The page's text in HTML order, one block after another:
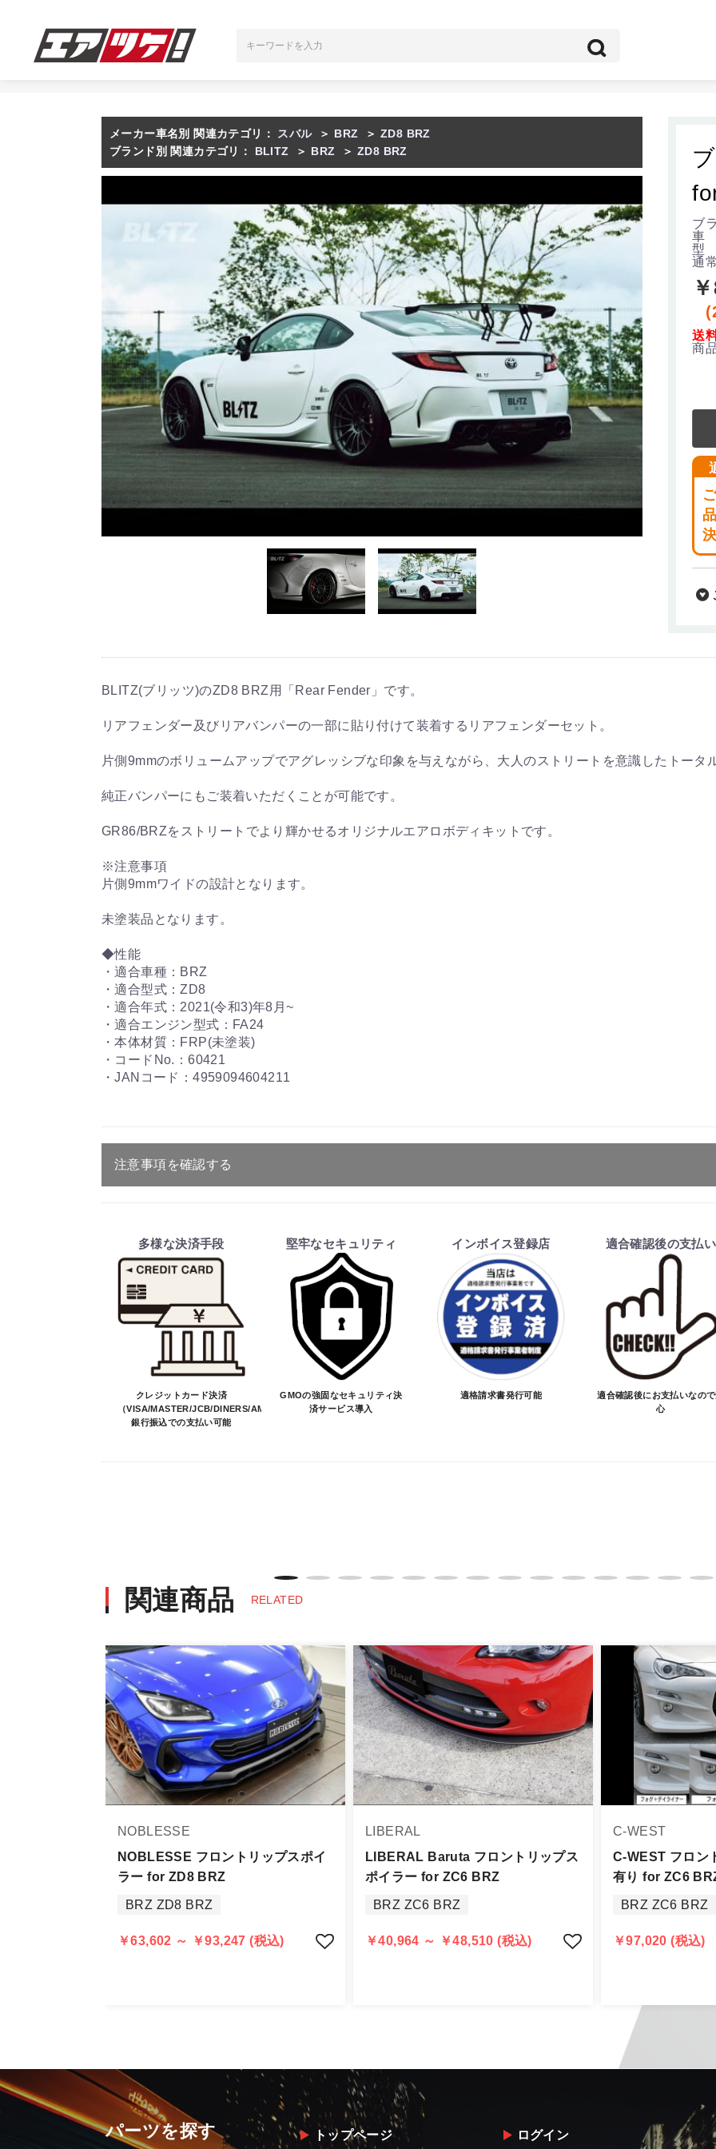
メーカー車名別 関連カテゴリ： スバル ＞ BRZ ＞ ZD8 BRZ
ブランド別 関連カテゴリ：
BLITZ ＞ BRZ ＞ ZD8 BRZ
ブ
車
型
通
送
商
お買物を続ける
BLITZ(ブリッツ)のZD8 BRZ用「Rear Fender」です。
リアフェンダー及びリアバンパーの一部に貼り付けて装着するリアフェンダーセット。
片側9mmのボリュームアップでアグレッシブな印象を与えながら、大人のストリートを意識したトータ
純正バンパーにもご装着いただくことが可能です。
GR86/BRZをストリートでより輝かせるオリジナルエアロボディキットです。
※注意事項
片側9mmワイドの設計となります。
未塗装品となります。
◆性能
・適合車種：BRZ
・適合型式：ZD8
・適合年式：2021(令和3)年8月~
・適合エンジン型式：FA24
・本体材質：FRP(未塗装)
・コードNo.：60421
・JANコード：4959094604211
注意事項を確認する
・ご注文受付後、メーカーに適合確認を行い、商品の価格・送料及び納期の正式なご連絡をしてか
そのため、ご注文後に適合確認を行い、適合しない場合はキャンセル可能です。
※商品はメーカー品のため予告無く価格が変わる場合があります。
※商品は予告無く生産及び販売不可となる場合があります。
・ご注文前の納期のお問い合わせは、ご注文時と納期が異なるトラブルが発生致しますのでお受け
納期を知りたい場合は、一旦ご注文のお手続きをお願い致します。
決済について
・ご注文後にメーカー確認を行い、商品が愛車に合うことを確認してから決済となります。
・決済後の正式注文後のキャンセルや変更は不可となりますので、商品やカラー等、お間違い無い
商品名や説明等でご確認ください。
・エアロパーツ・マフラー等の大型商品は、個人宅への直送・営業所止めができないことがあるこ
また、小さな商品でも、メーカーによっては個人宅直送・営業所止めが不可の場合がございます
・発送先に、塗装・取付店等の業者様をご指定することをお奨め致します。
・メーカーによっては、配送先が自動車関連業者でなければ、配送出来ないことがあることは予め
お届け商品について
商品到着後は速やかに開封のうえ、中身をご確認下さい。
万一、商品に不具合があった場合は商品出荷後5日以内にご連絡をお願いします。
なお、塗装・加工・装着後の交換や返品は、理由を問わず一切お受けできません。
当社よりメーカー・運送会社へ状況報告・確認の上、同等品・代替品への交換対応の手配をさせて
多様な決済手段
クレジットカード決済
（VISA/MASTER/JCB/DINERS/AMEX）、
銀行振込での支払い可能
堅牢なセキュリティ
GMOの強固なセキュリティ決
済サービス導入
インボイス登録店
適格請求書発行可能
適合確認後の支払い
適合確認後にお支払いなの
心
関連商品 RELATED
NOBLESSE
NOBLESSE フロントリップスポイ
ラー for ZD8 BRZ
BRZ ZD8 BRZ
￥63,602 ～ ￥93,247 (税込)
LIBERAL
LIBERAL Baruta フロントリップス
ポイラー for ZC6 BRZ
BRZ ZC6 BRZ
￥40,964 ～ ￥48,510 (税込)
C-WEST
C-WEST フロン
有り for ZC6
BRZ ZC6 BRZ
￥97,020 (税込)
パーツを探す トップページ ログイン